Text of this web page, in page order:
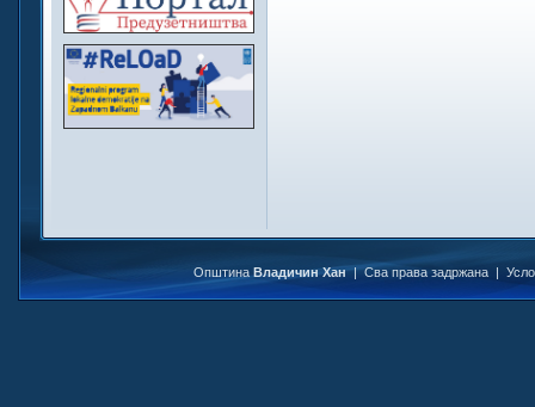
Општина Владичин Хан| Сва права задржана |